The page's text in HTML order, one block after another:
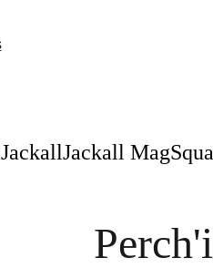
JackallJackall